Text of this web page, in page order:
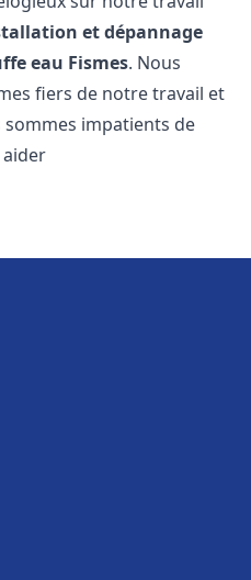
et dépannage
eau Fismes. Nous
fiers de notre travail et
sommes impatients de